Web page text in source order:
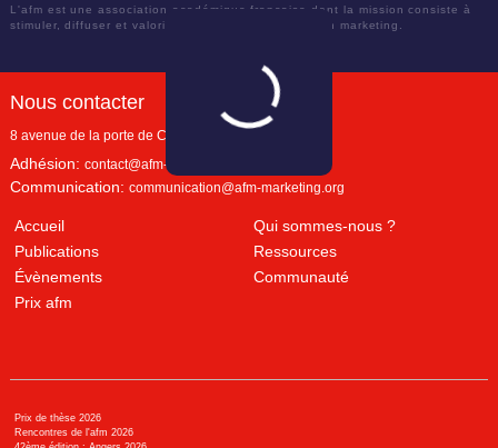
L'afm est une association académique française dont la mission consiste à
stimuler, diffuser et valoriser le savoir scientifique en marketing.
Nous contacter
8 avenue de la porte de Champerret
Adhésion: contact@afm-marketing.org
Communication: communication@afm-marketing.org
Accueil
Qui sommes-nous ?
Publications
Ressources
Évènements
Communauté
Prix afm
Prix de thèse 2026
Rencontres de l'afm 2026